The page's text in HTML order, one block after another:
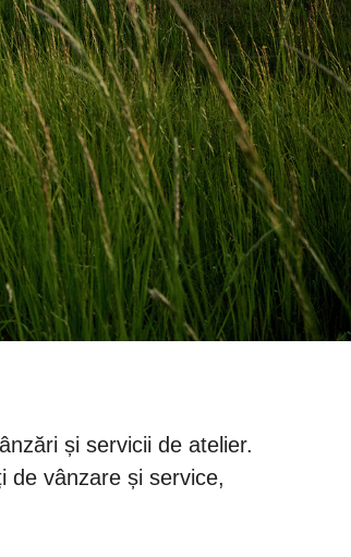
și servicii de atelier.
de vânzare și service,